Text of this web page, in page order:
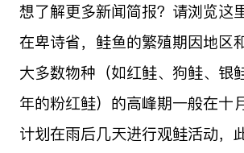
想了解更多新闻简报？请浏览这里
在卑诗省，鲑鱼的繁殖期因地区
大多数物种（如红鲑、狗鲑、银
年的粉红鲑）的高峰期一般在十
计划在雨后几天进行观鲑活动，